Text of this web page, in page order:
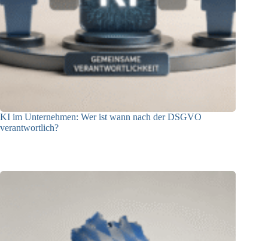
KI im Unternehmen: Wer ist wann nach der DSGVO
verantwortlich?